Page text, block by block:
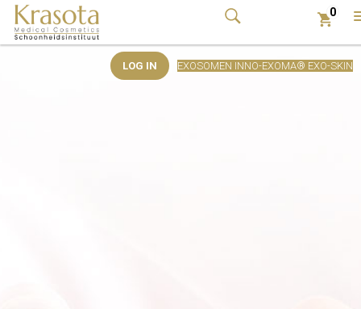
0
LOG IN EXOSOMEN INNO-EXOMA® EXO-SKIN